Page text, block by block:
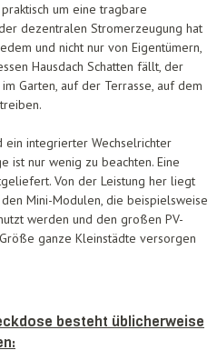
um eine tragbare
dezentralen Stromerzeugung hat
und nicht nur von Eigentümern,
Hausdach Schatten fällt, der
Garten, auf der Terrasse, auf dem
integrierter Wechselrichter
ist nur wenig zu beachten. Eine
Von der Leistung her liegt
Mini-Modulen, die beispielsweise
werden und den großen PV-
ganze Kleinstädte versorgen
besteht üblicherweise